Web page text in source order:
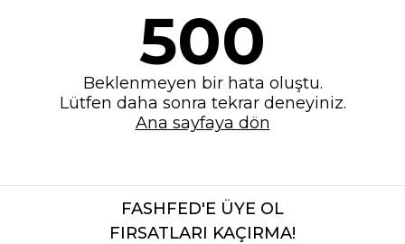
500
Beklenmeyen bir hata oluştu.
Lütfen daha sonra tekrar deneyiniz.
Ana sayfaya dön
FASHFED'E ÜYE OL
FIRSATLARI KAÇIRMA!